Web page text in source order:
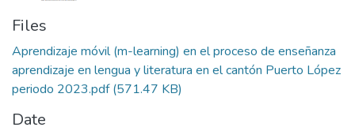
Files
Aprendizaje móvil (m-learning) en el proceso de enseñanza
aprendizaje en lengua y literatura en el cantón Puerto López
periodo 2023.pdf(571.47 KB)
Date